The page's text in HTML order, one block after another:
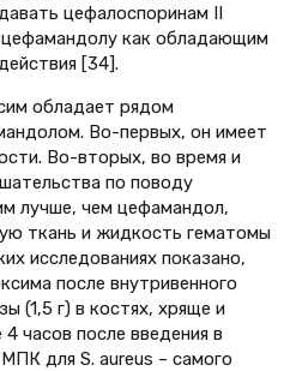
цефалоспоринам II
как обладающим
[34].
обладает рядом
Во-первых, он имеет
Во-вторых, во время и
по поводу
лучше, чем цефамандол,
ткань и жидкость гематомы
исследованиях показано,
после внутривенного
(1,5 г) в костях, хряще и
часов после введения в
для S. aureus – самого